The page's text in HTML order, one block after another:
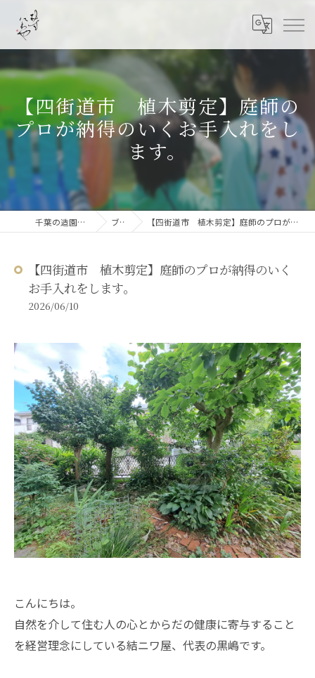
【四街道市 植木剪定】庭師の
プロが納得のいくお手入れをし
ます。
千葉の造園なら結ニワ屋 ブログ 【四街道市 植木剪定】庭師のプロが納得のいくお手入れをします。
【四街道市 植木剪定】庭師のプロが納得のいく
お手入れをします。
2026/06/10
こんにちは。
自然を介して住む人の心とからだの健康に寄与すること
を経営理念にしている結ニワ屋、代表の黒嶋です。